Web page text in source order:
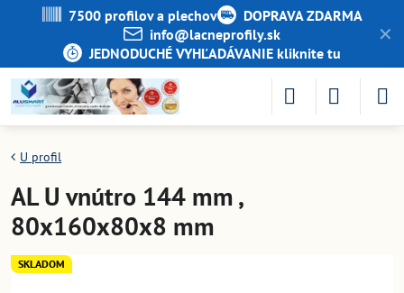
✕
7500 profilov a plechov
DOPRAVA ZDARMA
info​@lacneprofily​.sk
JEDNODUCHÉ VYHĽADÁVANIE kliknite tu
SKLADOM
U profil
AL U vnútro 144 mm ,
80x160x80x8 mm